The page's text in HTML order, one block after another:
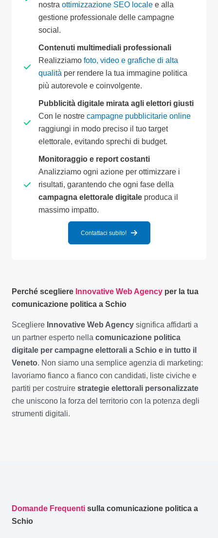
nostra ottimizzazione SEO locale e alla
gestione professionale delle campagne
social.
Contenuti multimediali professionali
Realizziamo foto, video e grafiche di alta
qualità per rendere la tua immagine politica
più autorevole e coinvolgente.
Pubblicità digitale mirata agli elettori giusti
Con le nostre campagne pubblicitarie online
raggiungi in modo preciso il tuo target
elettorale, evitando sprechi di budget.
Monitoraggio e report costanti
Analizziamo ogni azione per ottimizzare i
risultati, garantendo che ogni fase della
campagna elettorale digitale produca il
massimo impatto.
Contattaci subito!
Perché scegliere Innovative Web Agency per la tua
comunicazione politica a Schio
Scegliere Innovative Web Agency significa affidarti a
un partner esperto nella comunicazione politica
digitale per campagne elettorali a Schio e in tutto il
Veneto. Non siamo una semplice agenzia di marketing:
lavoriamo fianco a fianco con candidati, liste civiche e
partiti per costruire strategie elettorali personalizzate
che uniscono la forza del territorio con la potenza degli
strumenti digitali.
Domande Frequenti sulla comunicazione politica a
Schio